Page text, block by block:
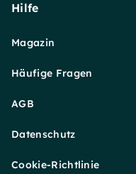
Hilfe
Magazin
Häufige Fragen
AGB
Datenschutz
Cookie-Richtlinie